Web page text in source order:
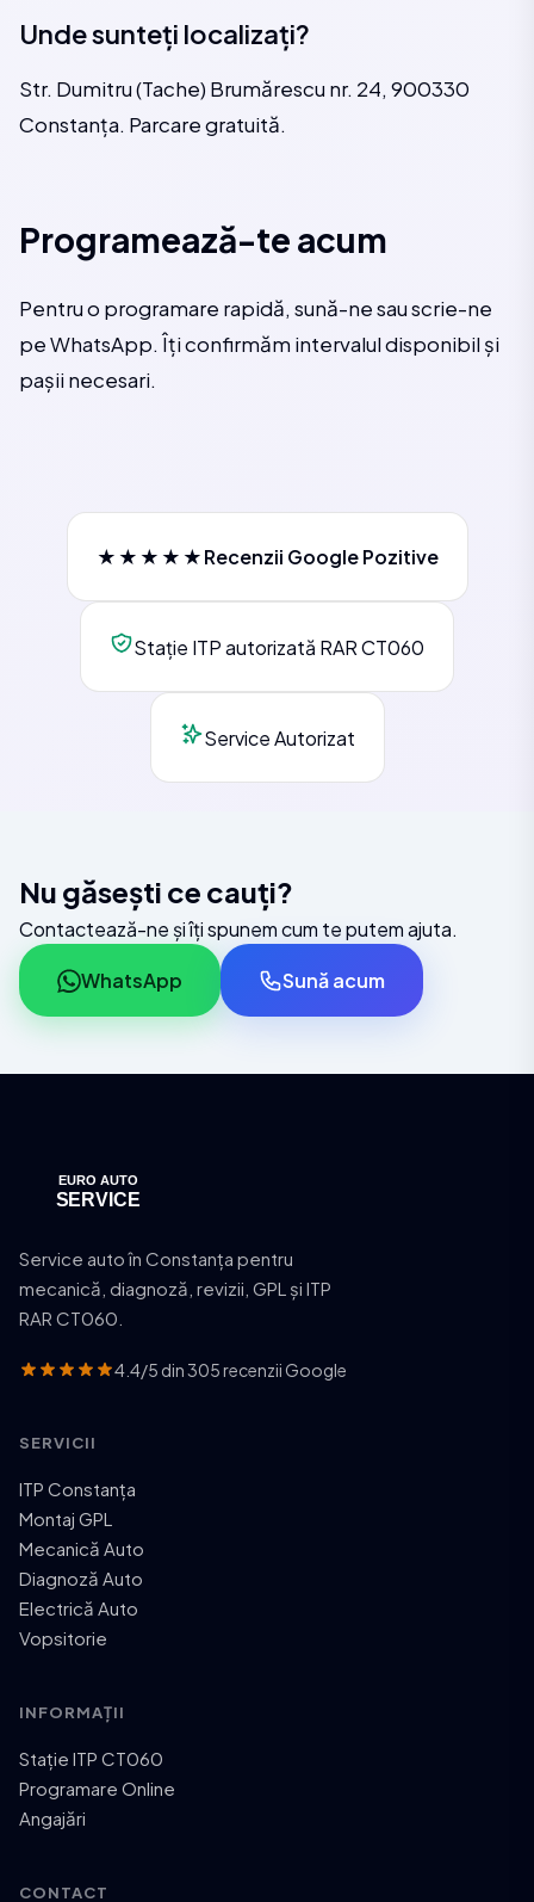
Unde sunteți localizați?
Str. Dumitru (Tache) Brumărescu nr. 24, 900330
Constanța. Parcare gratuită.
Programează-te acum
Pentru o programare rapidă, sună-ne sau scrie-ne
pe WhatsApp. Îți confirmăm intervalul disponibil și
pașii necesari.
★★★★★Recenzii Google Pozitive
Stație ITP autorizată RAR CT060
Service Autorizat
Nu găsești ce cauți?
Contactează-ne și îți spunem cum te putem ajuta.
WhatsApp Sună acum
Service auto în Constanța pentru
mecanică, diagnoză, revizii, GPL și ITP
RAR CT060.
4.4/5 din 305 recenzii Google
SERVICII
ITP Constanța
Montaj GPL
Mecanică Auto
Diagnoză Auto
Electrică Auto
Vopsitorie
INFORMAȚII
Stație ITP CT060
Programare Online
Angajări
CONTACT